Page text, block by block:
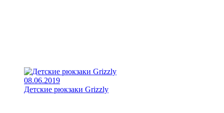
08.06.2019
Детские рюкзаки Grizzly